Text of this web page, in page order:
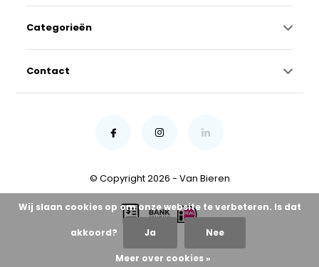
Categorieën
Contact
© Copyright 2026 - Van Bieren
Wij slaan cookies op om onze website te verbeteren. Is dat
akkoord? Ja Nee
Meer over cookies »